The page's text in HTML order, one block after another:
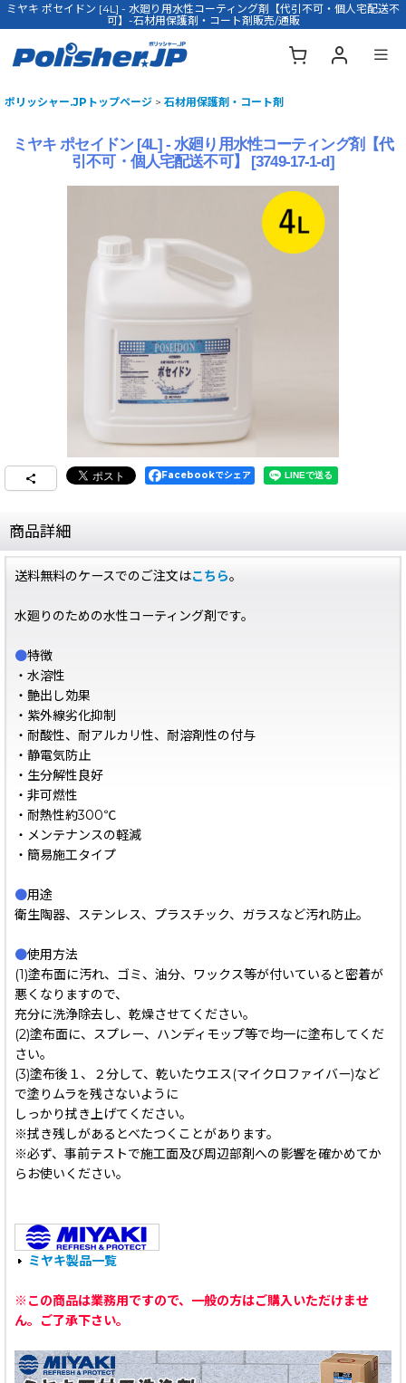
ミヤキ ポセイドン [4L] - 水廻り用水性コーティング剤【代引不可・個人宅配送不
可】-石材用保護剤・コート剤販売/通販
ポリッシャー.JPトップページ > 石材用保護剤・コート剤
ミヤキ ポセイドン [4L] - 水廻り用水性コーティング剤【代
引不可・個人宅配送不可】
[3749-17-1-d]
Facebookでシェア
商品詳細
送料無料のケースでのご注文はこちら。
水廻りのための水性コーティング剤です。
●特徴
・水溶性
・艶出し効果
・紫外線劣化抑制
・耐酸性、耐アルカリ性、耐溶剤性の付与
・静電気防止
・生分解性良好
・非可燃性
・耐熱性約300℃
・メンテナンスの軽減
・簡易施工タイプ
●用途
衛生陶器、ステンレス、プラスチック、ガラスなど汚れ防止。
●使用方法
(1)塗布面に汚れ、ゴミ、油分、ワックス等が付いていると密着が
悪くなりますので、
充分に洗浄除去し、乾燥させてください。
(2)塗布面に、スプレー、ハンディモップ等で均一に塗布してくだ
さい。
(3)塗布後１、２分して、乾いたウエス(マイクロファイバー)など
で塗りムラを残さないように
しっかり拭き上げてください。
※拭き残しがあるとべたつくことがあります。
※必ず、事前テストで施工面及び周辺部剤への影響を確かめてか
らお使いください。
ミヤキ製品一覧
※この商品は業務用ですので、一般の方はご購入いただけませ
ん。ご了承下さい。